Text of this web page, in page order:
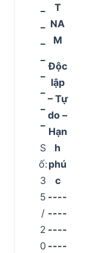
S
ố:
3
5
/
2
0
T
NA
M
Độc
lập
– Tự
do –
Hạn
h
phú
c
----
----
----
----